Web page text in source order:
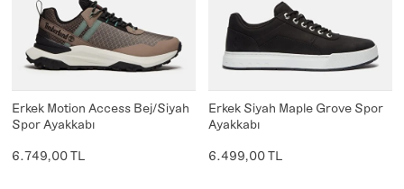
Erkek Motion Access Bej/Siyah
Spor Ayakkabı
6.749,00 TL
Erkek Siyah Maple Grove Spor
Ayakkabı
6.499,00 TL